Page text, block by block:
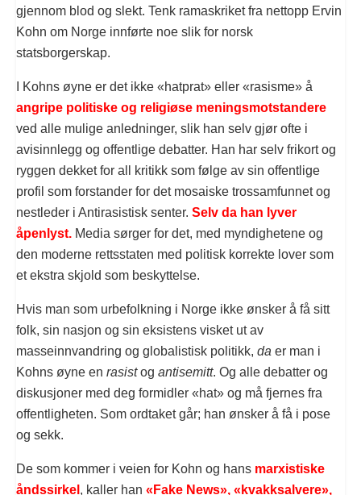
gjennom blod og slekt. Tenk ramaskriket fra nettopp Ervin
Kohn om Norge innførte noe slik for norsk
statsborgerskap.
I Kohns øyne er det ikke «hatprat» eller «rasisme» å
angripe politiske og religiøse meningsmotstandere
ved alle mulige anledninger, slik han selv gjør ofte i
avisinnlegg og offentlige debatter. Han har selv frikort og
ryggen dekket for all kritikk som følge av sin offentlige
profil som forstander for det mosaiske trossamfunnet og
nestleder i Antirasistisk senter. Selv da han lyver
åpenlyst. Media sørger for det, med myndighetene og
den moderne rettsstaten med politisk korrekte lover som
et ekstra skjold som beskyttelse.
Hvis man som urbefolkning i Norge ikke ønsker å få sitt
folk, sin nasjon og sin eksistens visket ut av
masseinnvandring og globalistisk politikk, da er man i
Kohns øyne en rasistog antisemitt. Og alle debatter og
diskusjoner med deg formidler «hat» og må fjernes fra
offentligheten. Som ordtaket går; han ønsker å få i pose
og sekk.
De som kommer i veien for Kohn og hans marxistiske
åndssirkel , kaller han «Fake News», «kvakksalvere»,